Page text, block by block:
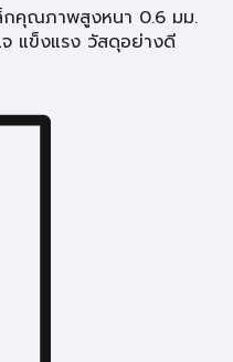
กคุณภาพสูงหนา 0.6 มม.
แข็งแรง วัสดุอย่างดี